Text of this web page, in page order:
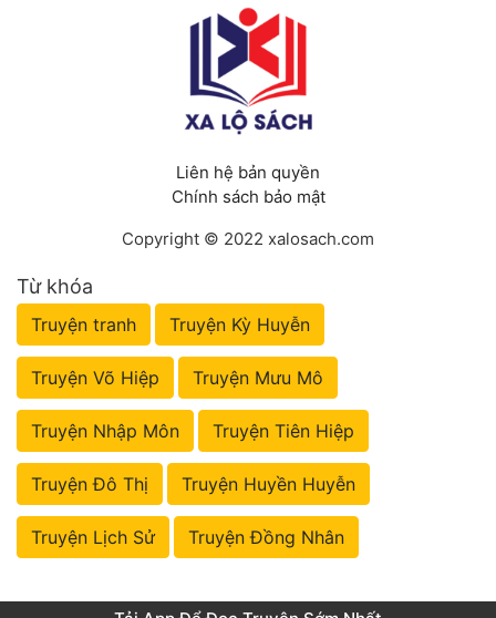
Liên hệ bản quyền
Chính sách bảo mật
Copyright © 2022 xalosach.com
Từ khóa
Truyện tranh Truyện Kỳ Huyễn
Truyện Võ Hiệp Truyện Mưu Mô
Truyện Nhập Môn Truyện Tiên Hiệp
Truyện Đô Thị Truyện Huyền Huyễn
Truyện Lịch Sử Truyện Đồng Nhân